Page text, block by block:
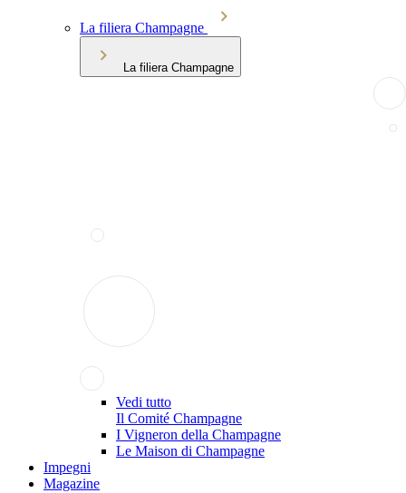
La filiera Champagne
La filiera Champagne
Vedi tutto
Il Comité Champagne
I Vigneron della Champagne
Le Maison di Champagne
Impegni
Magazine